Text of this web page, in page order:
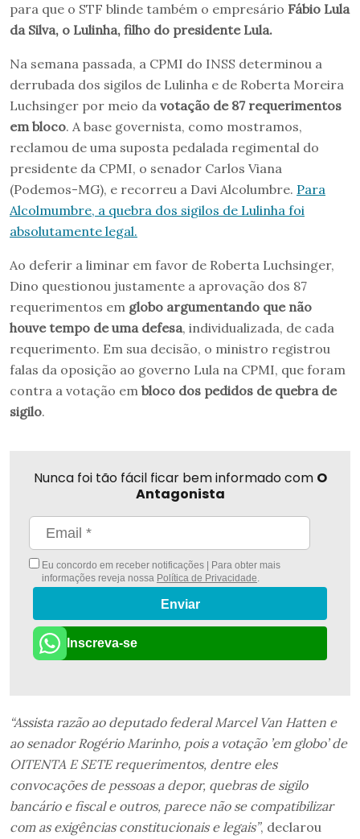
para que o STF blinde também o empresário Fábio Lula
da Silva, o Lulinha, filho do presidente Lula.
Na semana passada, a CPMI do INSS determinou a
derrubada dos sigilos de Lulinha e de Roberta Moreira
Luchsinger por meio da votação de 87 requerimentos
em bloco. A base governista, como mostramos,
reclamou de uma suposta pedalada regimental do
presidente da CPMI, o senador Carlos Viana
(Podemos-MG), e recorreu a Davi Alcolumbre. Para
Alcolmumbre, a quebra dos sigilos de Lulinha foi
absolutamente legal.
Ao deferir a liminar em favor de Roberta Luchsinger,
Dino questionou justamente a aprovação dos 87
requerimentos em globo argumentando que não
houve tempo de uma defesa, individualizada, de cada
requerimento. Em sua decisão, o ministro registrou
falas da oposição ao governo Lula na CPMI, que foram
contra a votação em bloco dos pedidos de quebra de
sigilo.
Nunca foi tão fácil ficar bem informado com O
Antagonista
Eu concordo em receber notificações | Para obter mais
informações reveja nossa Política de Privacidade.
Enviar
Inscreva-se
“Assista razão ao deputado federal Marcel Van Hatten e
ao senador Rogério Marinho, pois a votação ’em globo’ de
OITENTA E SETE requerimentos, dentre eles
convocações de pessoas a depor, quebras de sigilo
bancário e fiscal e outros, parece não se compatibilizar
com as exigências constitucionais e legais”, declarou